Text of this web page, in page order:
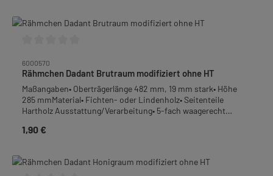
6000570
Rähmchen Dadant Brutraum modifiziert ohne HT
Maßangaben• Oberträgerlänge 482 mm, 19 mm stark• Höhe
285 mmMaterial• Fichten- oder Lindenholz• Seitenteile
Hartholz Ausstattung/Verarbeitung• 5-fach waagerecht
(vermessingt)• ohne Hoffmann-Seitenteil
Regulärer Preis:
1,90 €